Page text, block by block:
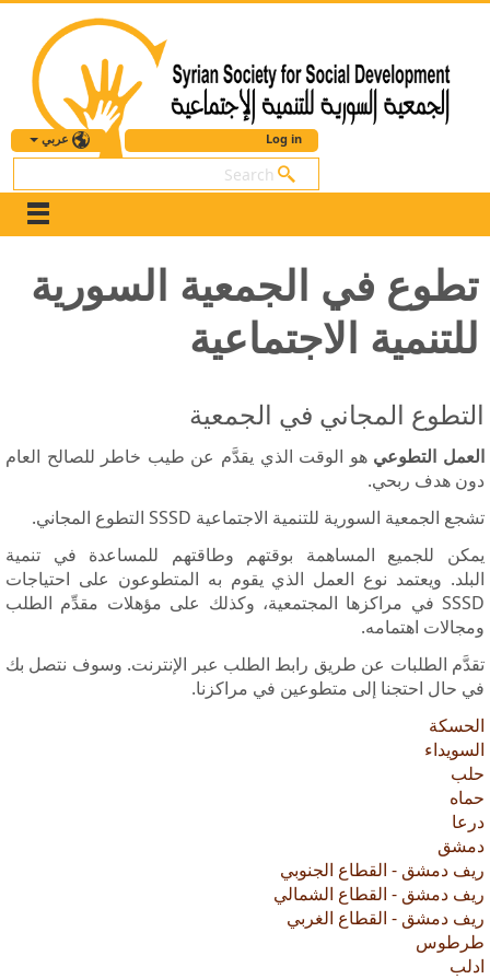
عربي Log in
بحث
تطوع في الجمعية السورية
للتنمية الاجتماعية
التطوع المجاني في الجمعية
العمل التطوعي هو الوقت الذي يقدَّم عن طيب خاطر للصالح العام
دون هدف ربحي.
تشجع الجمعية السورية للتنمية الاجتماعية SSSD التطوع المجاني.
يمكن للجميع المساهمة بوقتهم وطاقتهم للمساعدة في تنمية
البلد. ويعتمد نوع العمل الذي يقوم به المتطوعون على احتياجات
SSSD في مراكزها المجتمعية، وكذلك على مؤهلات مقدِّم الطلب
ومجالات اهتمامه.
تقدَّم الطلبات عن طريق رابط الطلب عبر الإنترنت. وسوف نتصل بك
في حال احتجنا إلى متطوعين في مراكزنا.
الحسكة
السويداء
حلب
حماه
درعا
دمشق
ريف دمشق - القطاع الجنوبي
ريف دمشق - القطاع الشمالي
ريف دمشق - القطاع الغربي
طرطوس
ادلب